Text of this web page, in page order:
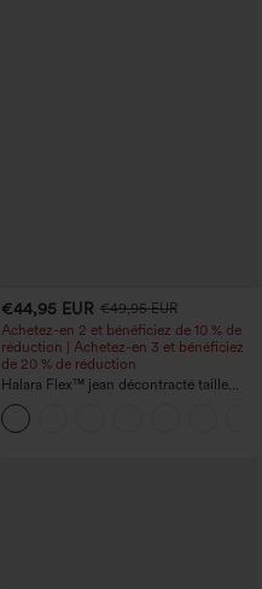
+3
€44,95 EUR €49,95 EUR
Achetez-en 2 et bénéficiez de 10 % de
réduction | Achetez-en 3 et bénéficiez
de 20 % de réduction
Halara Flex™ jean décontracté taille
haute, large, avec poches, ourlet
retroussé et effet délavé